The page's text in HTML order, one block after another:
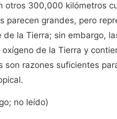
otros 300,000 kilómetros
parecen grandes, pero
la Tierra; sin embargo,
de la Tierra y
son razones suficientes
no leído)